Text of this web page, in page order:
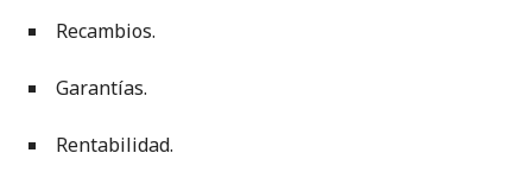
Recambios.
Garantías.
Rentabilidad.